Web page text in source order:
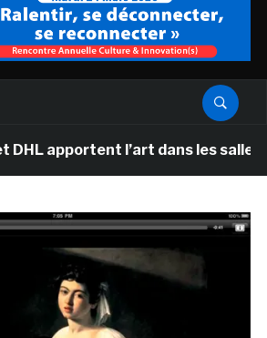
l’art dans les salles de